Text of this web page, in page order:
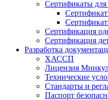
Сертификаты для
Сертификация
Сертификация
Разработка
ХАССП
Лицензия
Технические
Стандарты и
Паспорт